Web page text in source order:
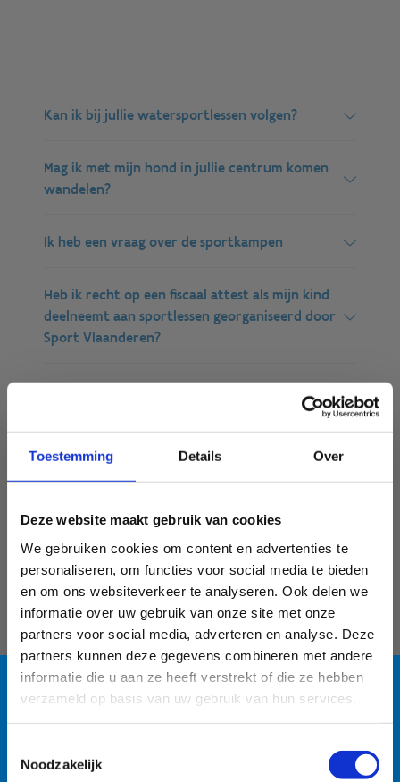
Toestemming Details Over
Deze website maakt gebruik van cookies
We gebruiken cookies om content en advertenties te
personaliseren, om functies voor social media te bieden
en om ons websiteverkeer te analyseren. Ook delen we
informatie over uw gebruik van onze site met onze
partners voor social media, adverteren en analyse. Deze
partners kunnen deze gegevens combineren met andere
informatie die u aan ze heeft verstrekt of die ze hebben
verzameld op basis van uw gebruik van hun services.
Noodzakelijkwatersportbaan
Kan ik bij jullie watersportlessen volgen?
Wij hebbenverschillende clubsdie bij ons
trainingen organiseren. Of kom in de
kennen.
Mag ik met mijn hond in jullie centrum komen
wandelen?
Dat mag, honden zijn van harte welkom in ons
Ik heb een vraag over de sportkampen
We hebbeneen aparte FAQover de sportkampen.
Neem dus daar even een kijkje.
Heb ik recht op een fiscaal attest als mijn kind
deelneemt aan sportlessen georganiseerd door
Sport Vlaanderen?
De uitgaven voor kinderoppas kunnen, indien aan
een aantal voorwaarden is voldaan, recht geven op
een belastingvermindering.
Bij deelname aan de sportlessen heb je geen recht
op een fiscaal attest. Een fiscaal attest is enkel van
sportlessen niet het geval.
Voor meer informatie rond het fiscaalattest voor
kinderopvang kan je terecht op:Hoe kosten voor
kinderopvang aangeven? | FOD Financiën